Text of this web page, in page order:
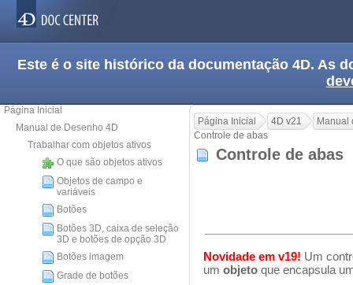
Este é o site histórico da documentação 4D. As
Página Inicial
Manual de Desenho 4D
Trabalhar com objetos ativos
O que são objetos ativos
Objetos de campo e
variáveis
Botões
Botões 3D, caixa de seleção
3D e botões de opção 3D
Botões imagem
Grade de botões
Página Inicial 4D v21
Manual
Controle de abas
Controle de abas
Novidade em v19! Um
um objeto que encapsula